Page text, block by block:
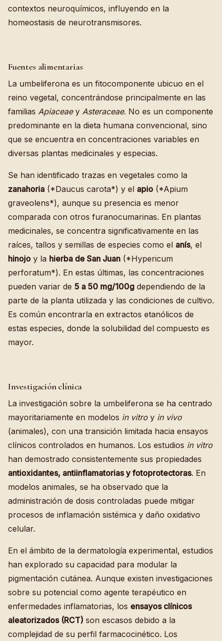
contextos neuroquímicos, influyendo en la
homeostasis de neurotransmisores.
Fuentes alimentarias
La umbeliferona es un fitocomponente ubicuo en el
reino vegetal, concentrándose principalmente en las
familias Apiaceaey Asteraceae. No es un componente
predominante en la dieta humana convencional, sino
que se encuentra en concentraciones variables en
diversas plantas medicinales y especias.
Se han identificado trazas en vegetales como la
zanahoria (*Daucus carota*) y el apio (*Apium
graveolens*), aunque su presencia es menor
comparada con otros furanocumarinas. En plantas
medicinales, se concentra significativamente en las
raíces, tallos y semillas de especies como el anís, el
hinojo y la hierba de San Juan (*Hypericum
perforatum*). En estas últimas, las concentraciones
pueden variar de 5 a 50 mg/100g dependiendo de la
parte de la planta utilizada y las condiciones de cultivo.
Es común encontrarla en extractos etanólicos de
estas especies, donde la solubilidad del compuesto es
mayor.
Investigación clínica
La investigación sobre la umbeliferona se ha centrado
mayoritariamente en modelos in vitro y in vivo
(animales), con una transición limitada hacia ensayos
clínicos controlados en humanos. Los estudios in vitro
han demostrado consistentemente sus propiedades
antioxidantes, antiinflamatorias y fotoprotectoras. En
modelos animales, se ha observado que la
administración de dosis controladas puede mitigar
procesos de inflamación sistémica y daño oxidativo
celular.
En el ámbito de la dermatología experimental, estudios
han explorado su capacidad para modular la
pigmentación cutánea. Aunque existen investigaciones
sobre su potencial como agente terapéutico en
enfermedades inflamatorias, los ensayos clínicos
aleatorizados (RCT) son escasos debido a la
complejidad de su perfil farmacocinético. Los